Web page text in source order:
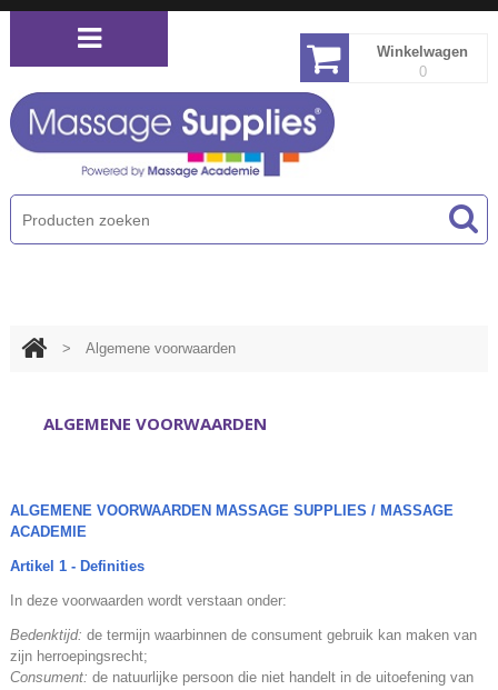
Winkelwagen
0
> Algemene voorwaarden
ALGEMENE VOORWAARDEN
ALGEMENE VOORWAARDEN MASSAGE SUPPLIES / MASSAGE
ACADEMIE
Artikel 1 - Definities
In deze voorwaarden wordt verstaan onder:
Bedenktijd: de termijn waarbinnen de consument gebruik kan maken van
zijn herroepingsrecht;
Consument: de natuurlijke persoon die niet handelt in de uitoefening van